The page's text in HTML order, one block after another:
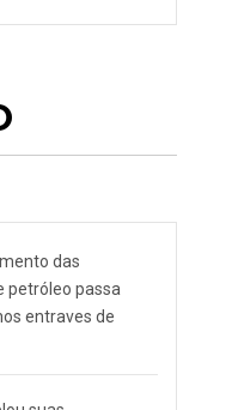
das
petróleo passa
entraves de